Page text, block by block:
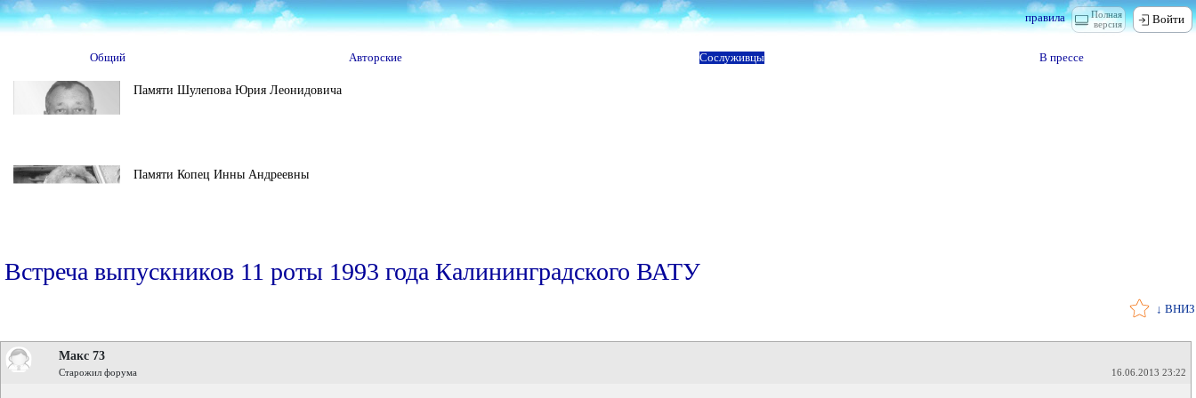
Полная
версия
правила Войти
Общий Авторские Сослуживцы В прессе
Памяти Шулепова Юрия Леонидовича
Памяти Копец Инны Андреевны
Встреча выпускников 11 роты 1993 года Калининградского ВАТУ
↓ ВНИЗ
Макс 73
Старожил форума 16.06.2013 23:22